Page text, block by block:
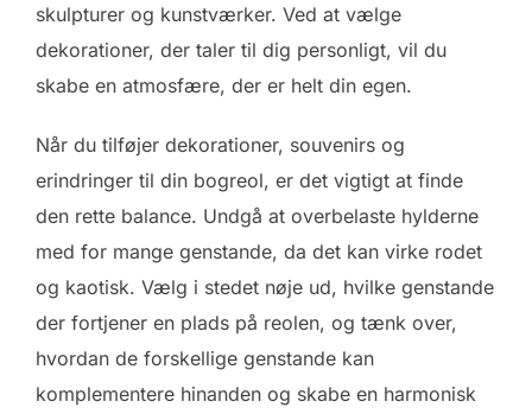
skulpturer og kunstværker. Ved at vælge
dekorationer, der taler til dig personligt, vil du
skabe en atmosfære, der er helt din egen.
Når du tilføjer dekorationer, souvenirs og
erindringer til din bogreol, er det vigtigt at finde
den rette balance. Undgå at overbelaste hylderne
med for mange genstande, da det kan virke rodet
og kaotisk. Vælg i stedet nøje ud, hvilke genstande
der fortjener en plads på reolen, og tænk over,
hvordan de forskellige genstande kan
komplementere hinanden og skabe en harmonisk